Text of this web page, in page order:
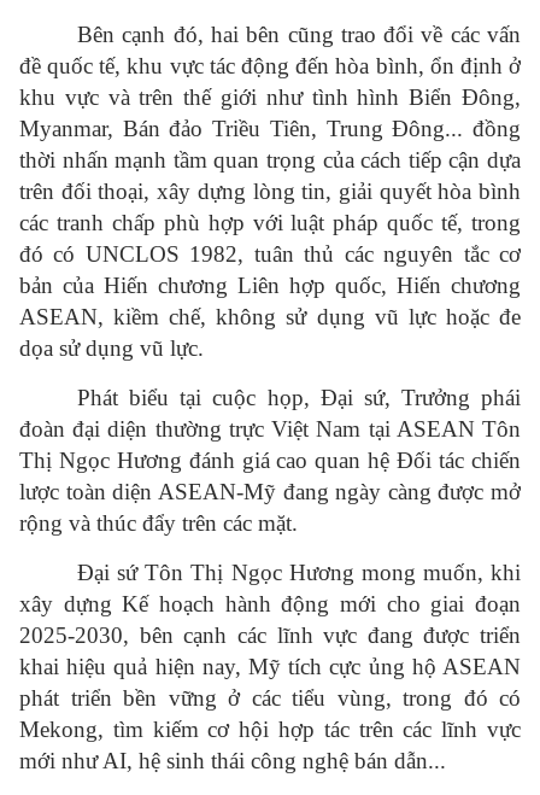
Bên cạnh đó, hai bên cũng trao đổi về các vấn
đề quốc tế, khu vực tác động đến hòa bình, ổn định ở
khu vực và trên thế giới như tình hình Biển Đông,
Myanmar, Bán đảo Triều Tiên, Trung Đông... đồng
thời nhấn mạnh tầm quan trọng của cách tiếp cận dựa
trên đối thoại, xây dựng lòng tin, giải quyết hòa bình
các tranh chấp phù hợp với luật pháp quốc tế, trong
đó có UNCLOS 1982, tuân thủ các nguyên tắc cơ
bản của Hiến chương Liên hợp quốc, Hiến chương
ASEAN, kiềm chế, không sử dụng vũ lực hoặc đe
dọa sử dụng vũ lực.
Phát biểu tại cuộc họp, Đại sứ, Trưởng phái
đoàn đại diện thường trực Việt Nam tại ASEAN Tôn
Thị Ngọc Hương đánh giá cao quan hệ Đối tác chiến
lược toàn diện ASEAN-Mỹ đang ngày càng được mở
rộng và thúc đẩy trên các mặt.
Đại sứ Tôn Thị Ngọc Hương mong muốn, khi
xây dựng Kế hoạch hành động mới cho giai đoạn
2025-2030, bên cạnh các lĩnh vực đang được triển
khai hiệu quả hiện nay, Mỹ tích cực ủng hộ ASEAN
phát triển bền vững ở các tiểu vùng, trong đó có
Mekong, tìm kiếm cơ hội hợp tác trên các lĩnh vực
mới như AI, hệ sinh thái công nghệ bán dẫn...